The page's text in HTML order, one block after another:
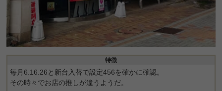
特徴
毎月6.16.26と新台入替で設定456を確かに確認。
その時々でお店の推しが違うようだ。